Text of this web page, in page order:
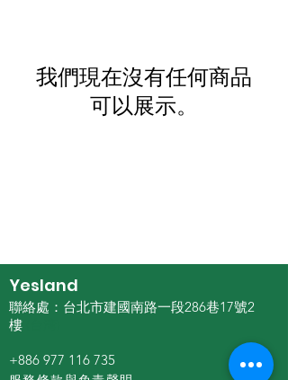
我們現在沒有任何商品
可以展示。
Yesland
聯絡處：台北市建國南路一段286巷17號2
樓
+886 977 116 735